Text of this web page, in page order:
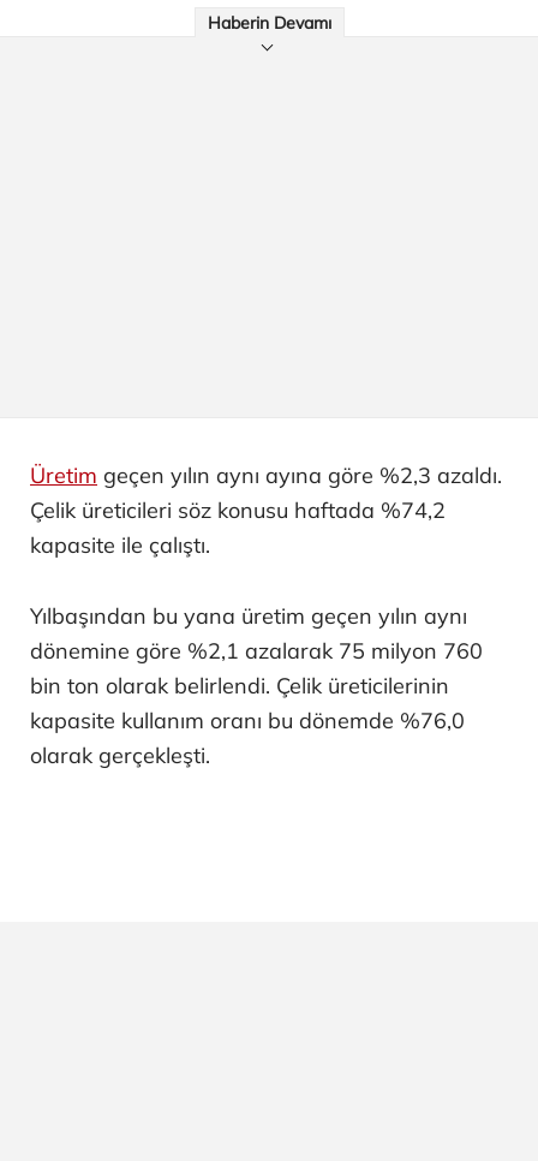
Haberin Devamı
Üretim geçen yılın aynı ayına göre %2,3 azaldı.
Çelik üreticileri söz konusu haftada %74,2
kapasite ile çalıştı.
Yılbaşından bu yana üretim geçen yılın aynı
dönemine göre %2,1 azalarak 75 milyon 760
bin ton olarak belirlendi. Çelik üreticilerinin
kapasite kullanım oranı bu dönemde %76,0
olarak gerçekleşti.